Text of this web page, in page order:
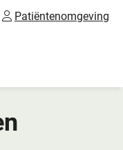
Patiëntenomgeving